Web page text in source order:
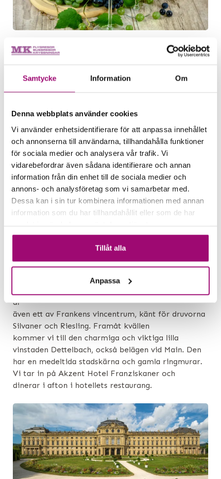
Samtycke Information Om
Denna webbplats använder cookies
Vi använder enhetsidentifierare för att anpassa innehållet
och annonserna till användarna, tillhandahålla funktioner
för sociala medier och analysera vår trafik. Vi
vidarebefordrar även sådana identifierare och annan
information från din enhet till de sociala medier och
annons- och analysföretag som vi samarbetar med.
Dessa kan i sin tur kombinera informationen med annan
information som du har tillhandahållit eller som de har
Tillåt alla
Anpassa
DAG 4
Neustadt - Dettelbach
Dags att ta farväl av Pfalz för att under
ombord för en båttur på floden Main, och stiger
byggnaden är Würzburger Residenz, ett praktfullt
världsarvslista. Staden är en riktig historisk pärla
med vackra broar, kyrkor och fästningen
är
även ett av Frankens vincentrum, känt för druvorna
Silvaner och Riesling. Framåt kvällen
kommer vi till den charmiga och viktiga lilla
vinstaden Dettelbach, också belägen vid Main. Den
har en medeltida stadskärna och gamla ringmurar.
Vi tar in på Akzent Hotel Franziskaner och
dinerar i afton i hotellets restaurang.